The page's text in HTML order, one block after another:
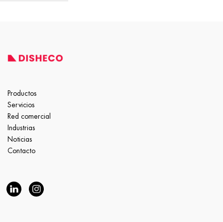
Productos
Servicios
Red comercial
Industrias
Noticias
Contacto